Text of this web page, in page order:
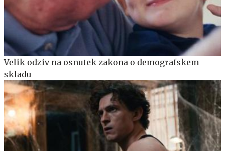
Velik odziv na osnutek zakona o demografskem
skladu